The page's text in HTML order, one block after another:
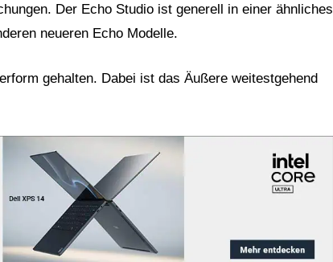
Der Echo Studio ist generell in einer ähnliches
neueren Echo Modelle.
gehalten. Dabei ist das Äußere weitestgehend